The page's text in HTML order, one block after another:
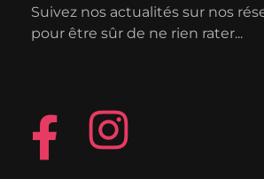
Suivez nos actualités sur nos
pour être sûr de ne rien rater...